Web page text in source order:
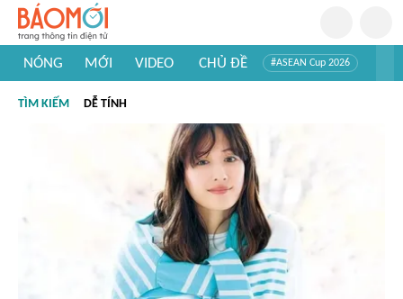
NÓNG MỚI VIDEO CHỦ ĐỀ #ASEAN Cup 2026
#Khám phá thế giới
TÌM KIẾM DỄ TÍNH